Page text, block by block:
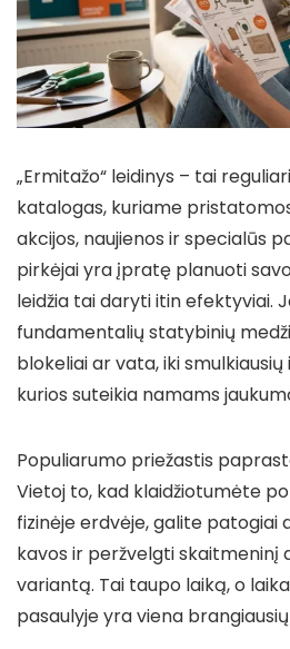
„Ermitažo“ leidinys – tai
katalogas, kuriame
akcijos, naujienos ir specialūs
pirkėjai yra įpratę planuoti
leidžia tai daryti itin efektyviai.
fundamentalių statybinių
blokeliai ar vata, iki
kurios suteikia namams
Populiarumo priežastis
Vietoj to, kad klaidžiotumėte
fizinėje erdvėje, galite patogiai
kavos ir peržvelgti skaitmeninį
variantą. Tai taupo laiką, o
pasaulyje yra viena